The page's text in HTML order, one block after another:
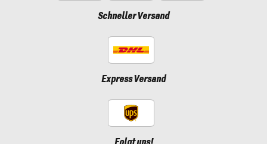
Schneller Versand
Express Versand